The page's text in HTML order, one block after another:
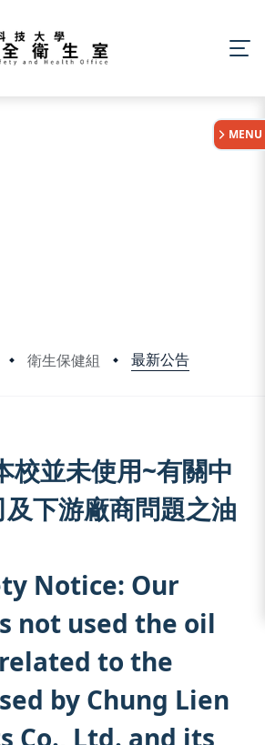
衛生保健組 最新公告
MENU
校並未使用~有關中
下游廠商問題之油
Notice: Our
not used the oil
to the
by Chung Lien
Co., Ltd. and its